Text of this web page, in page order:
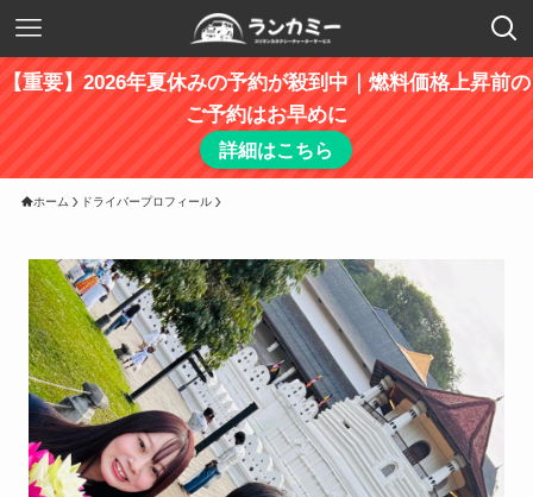
【重要】2026年夏休みの予約が殺到中｜燃料価格上昇前の
ご予約はお早めに
詳細はこちら
ホーム ドライバープロフィール